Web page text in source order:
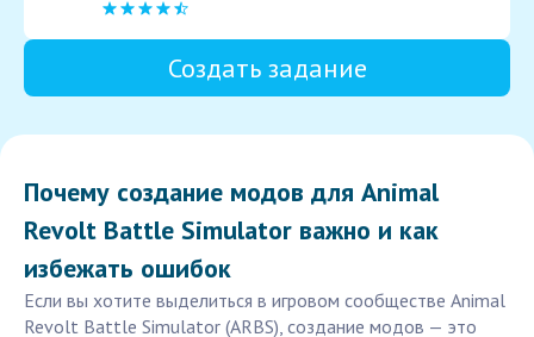
Создать задание
Почему создание модов для Animal
Revolt Battle Simulator важно и как
избежать ошибок
Если вы хотите выделиться в игровом сообществе Animal
Revolt Battle Simulator (ARBS), создание модов — это